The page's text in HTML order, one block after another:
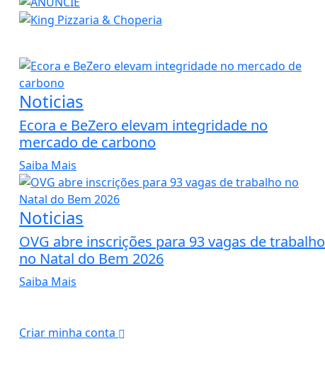
Noticias
Ecora e BeZero elevam integridade no
mercado de carbono
Saiba Mais
Noticias
OVG abre inscrições para 93 vagas de trabalho
no Natal do Bem 2026
Saiba Mais
Criar minha conta